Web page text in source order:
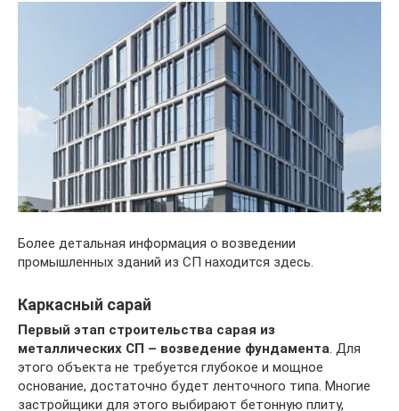
Более детальная информация о возведении
промышленных зданий из СП находится здесь.
Каркасный сарай
Первый этап строительства сарая из
металлических СП – возведение фундамента. Для
этого объекта не требуется глубокое и мощное
основание, достаточно будет ленточного типа. Многие
застройщики для этого выбирают бетонную плиту,